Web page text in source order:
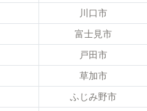
川口市
富士見市
戸田市
草加市
ふじみ野市